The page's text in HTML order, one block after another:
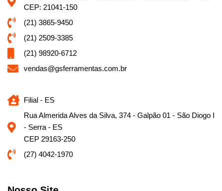
CEP: 21041-150
(21) 3865-9450
(21) 2509-3385
(21) 98920-6712
vendas@gsferramentas.com.br
Filial - ES
Rua Almerida Alves da Silva, 374 - Galpão 01 - São Diogo I
- Serra - ES
CEP 29163-250
(27) 4042-1970